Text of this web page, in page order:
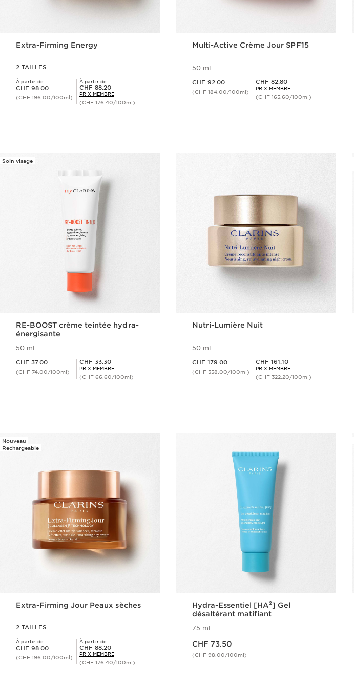
Extra-Firming Energy
2 TAILLES
À partir de
Nouveau prix CHF 98.00
CHF 98.00
(CHF 196.00/100ml)
À partir de
Prix Sérénité CHF 88.20
CHF 88.20
PRIX MEMBRE
(CHF 176.40/100ml)
Multi-Active Crème Jour SPF15
50 ml
CHF 92.00
(CHF 184.00/100ml)
Prix Sérénité CHF 82.80
CHF 82.80
PRIX MEMBRE
(CHF 165.60/100ml)
Soin visage
RE-BOOST crème teintée hydra-
énergisante
50 ml
CHF 37.00
(CHF 74.00/100ml)
Prix Sérénité CHF 33.30
CHF 33.30
PRIX MEMBRE
(CHF 66.60/100ml)
Nutri-Lumière Nuit
50 ml
CHF 179.00
(CHF 358.00/100ml)
Prix Sérénité CHF 161.10
CHF 161.10
PRIX MEMBRE
(CHF 322.20/100ml)
Nouveau
Rechargeable
Extra-Firming Jour Peaux sèches
2 TAILLES
À partir de
Nouveau prix CHF 98.00
CHF 98.00
(CHF 196.00/100ml)
À partir de
Prix Sérénité CHF 88.20
CHF 88.20
PRIX MEMBRE
(CHF 176.40/100ml)
Hydra-Essentiel [HA²] Gel
désaltérant matifiant
75 ml
CHF 73.50
(CHF 98.00/100ml)